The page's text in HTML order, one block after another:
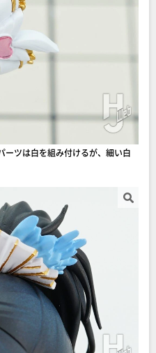
ツは白を組み付けるが、細い白